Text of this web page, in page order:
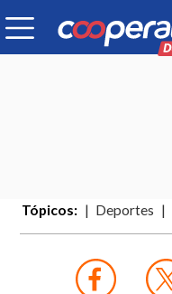
Tópicos: Deportes